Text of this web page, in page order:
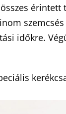
időkre.